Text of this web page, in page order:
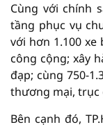
Cùng với chính
tầng phục vụ
với hơn 1.100
công cộng; xây
đạp; cùng 750-
thương mại, trục
Bên cạnh đó,